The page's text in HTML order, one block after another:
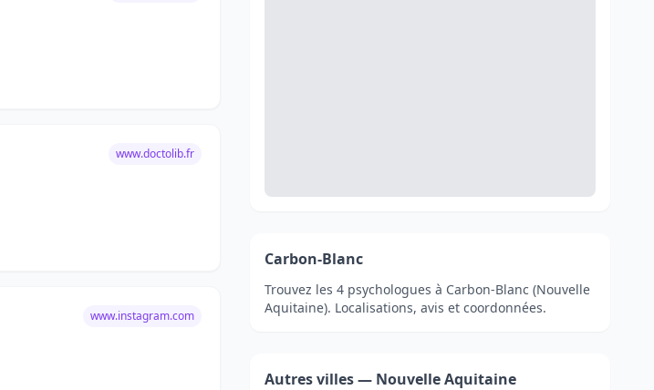
www.doctolib.fr
www.instagram.com
Carbon-Blanc
Trouvez les 4 psychologues à Carbon-Blanc (Nouvelle
Aquitaine). Localisations, avis et coordonnées.
Autres villes — Nouvelle Aquitaine